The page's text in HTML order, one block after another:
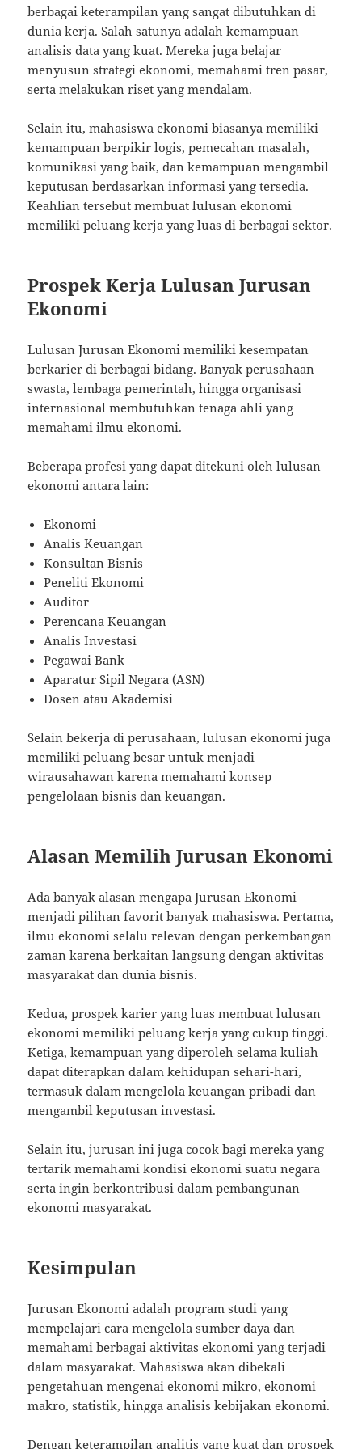
berbagai keterampilan yang sangat dibutuhkan di
dunia kerja. Salah satunya adalah kemampuan
analisis data yang kuat. Mereka juga belajar
menyusun strategi ekonomi, memahami tren pasar,
serta melakukan riset yang mendalam.
Selain itu, mahasiswa ekonomi biasanya memiliki
kemampuan berpikir logis, pemecahan masalah,
komunikasi yang baik, dan kemampuan mengambil
keputusan berdasarkan informasi yang tersedia.
Keahlian tersebut membuat lulusan ekonomi
memiliki peluang kerja yang luas di berbagai sektor.
Prospek Kerja Lulusan Jurusan
Ekonomi
Lulusan Jurusan Ekonomi memiliki kesempatan
berkarier di berbagai bidang. Banyak perusahaan
swasta, lembaga pemerintah, hingga organisasi
internasional membutuhkan tenaga ahli yang
memahami ilmu ekonomi.
Beberapa profesi yang dapat ditekuni oleh lulusan
ekonomi antara lain:
Ekonomi
Analis Keuangan
Konsultan Bisnis
Peneliti Ekonomi
Auditor
Perencana Keuangan
Analis Investasi
Pegawai Bank
Aparatur Sipil Negara (ASN)
Dosen atau Akademisi
Selain bekerja di perusahaan, lulusan ekonomi juga
memiliki peluang besar untuk menjadi
wirausahawan karena memahami konsep
pengelolaan bisnis dan keuangan.
Alasan Memilih Jurusan Ekonomi
Ada banyak alasan mengapa Jurusan Ekonomi
menjadi pilihan favorit banyak mahasiswa. Pertama,
ilmu ekonomi selalu relevan dengan perkembangan
zaman karena berkaitan langsung dengan aktivitas
masyarakat dan dunia bisnis.
Kedua, prospek karier yang luas membuat lulusan
ekonomi memiliki peluang kerja yang cukup tinggi.
Ketiga, kemampuan yang diperoleh selama kuliah
dapat diterapkan dalam kehidupan sehari-hari,
termasuk dalam mengelola keuangan pribadi dan
mengambil keputusan investasi.
Selain itu, jurusan ini juga cocok bagi mereka yang
tertarik memahami kondisi ekonomi suatu negara
serta ingin berkontribusi dalam pembangunan
ekonomi masyarakat.
Kesimpulan
Jurusan Ekonomi adalah program studi yang
mempelajari cara mengelola sumber daya dan
memahami berbagai aktivitas ekonomi yang terjadi
dalam masyarakat. Mahasiswa akan dibekali
pengetahuan mengenai ekonomi mikro, ekonomi
makro, statistik, hingga analisis kebijakan ekonomi.
Dengan keterampilan analitis yang kuat dan prospek